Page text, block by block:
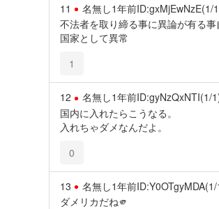
11 名無し1年前ID:gxMjEwNzE(1/
不法者を取り締る事に異論が有る
国家として異常
1
12 名無し1年前ID:gyNzQxNTI(1/
国内に入れたらこうなる。
入れちゃダメなんだよ。
0
13 名無し1年前
ダメリカだね🫵